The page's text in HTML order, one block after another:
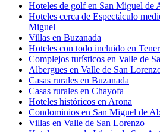
Hoteles de golf en San Miguel de
Hoteles cerca de Espectáculo
Miguel
Villas en Buzanada
Hoteles con todo incluido en
Complejos turísticos en Valle de
Albergues en Valle de San
Casas rurales en Buzanada
Casas rurales en Chayofa
Hoteles históricos en Arona
Condominios en San Miguel de
Villas en Valle de San Lorenzo